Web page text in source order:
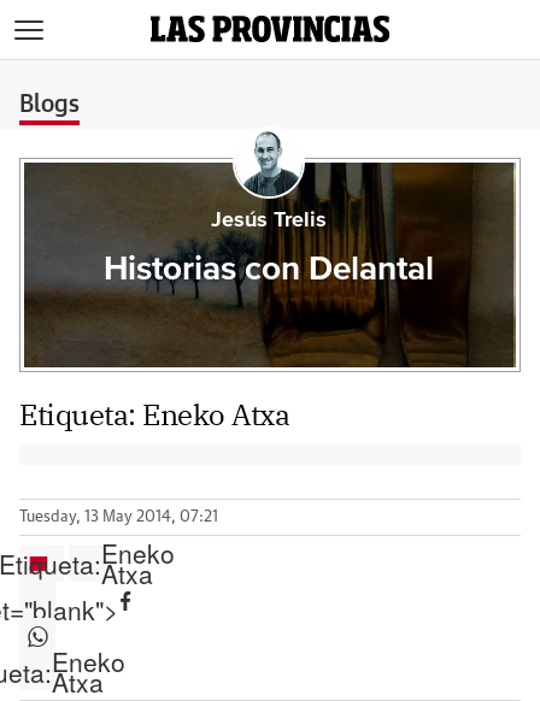
Blogs
Jesús Trelis
Historias con Delantal
Etiqueta: Eneko Atxa
Tuesday, 13 May 2014, 07:21
Etiqueta:Eneko
Atxa
Eneko
Atxa